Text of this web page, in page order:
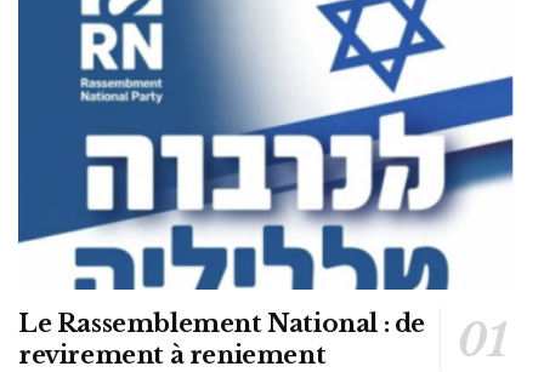
Le Rassemblement National : de
revirement à reniement